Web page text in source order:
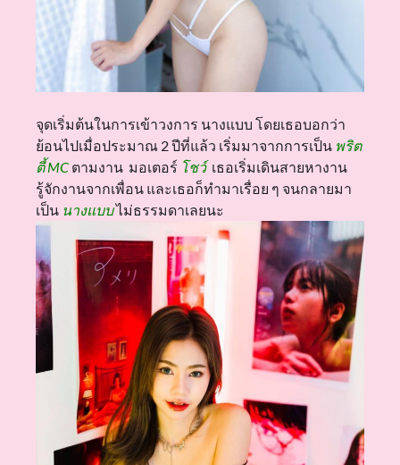
จุดเริ่มต้นในการเข้าวงการ นางแบบ โดยเธอบอกว่า
ย้อนไปเมื่อประมาณ 2 ปีที่แล้ว เริ่มมาจากการเป็น พริต
ตี้ MC ตามงาน มอเตอร์ โชว์ เธอเริ่มเดินสายหางาน
รู้จักงานจากเพื่อน และเธอก็ทำมาเรื่อย ๆ จนกลายมา
เป็น นางแบบไม่ธรรมดาเลยนะ